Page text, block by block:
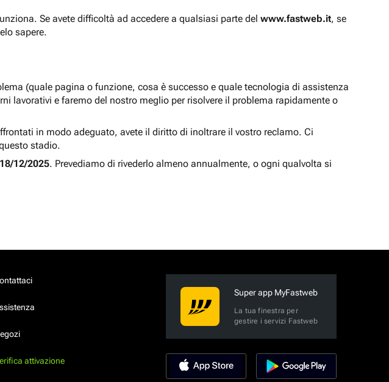
Se avete difficoltà ad accedere a qualsiasi parte del www.fastweb.it, se
sapere.
(quale pagina o funzione, cosa è successo e quale tecnologia di assistenza
lavorativi e faremo del nostro meglio per risolvere il problema rapidamente o
in modo adeguato, avete il diritto di inoltrare il vostro reclamo. Ci
stadio.
18/12/2025. Prevediamo di rivederlo almeno annualmente, o ogni qualvolta si
attivazione
Super app MyFastweb
La tua finestra per
gestire i servizi Fastweb